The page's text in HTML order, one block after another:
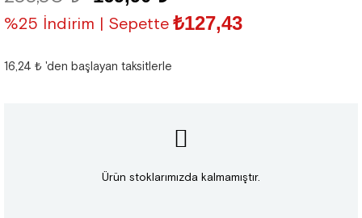
%25 İndirim | Sepette ₺127,43
16,24 ₺ 'den başlayan taksitlerle
Ürün stoklarımızda kalmamıştır.